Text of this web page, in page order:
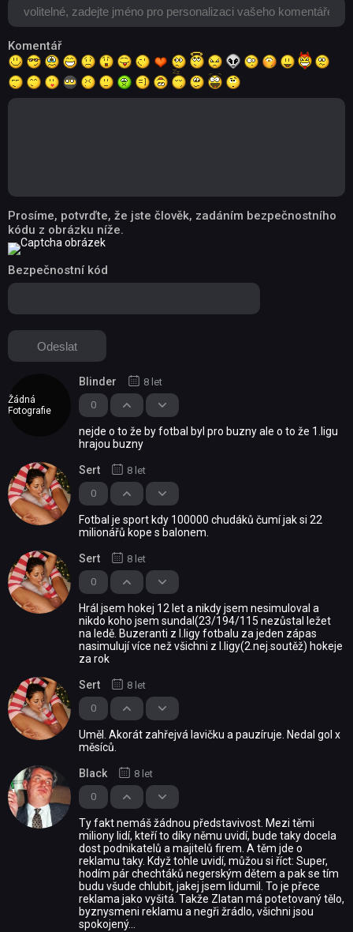
Komentář
Prosíme, potvrďte, že jste člověk, zadáním bezpečnostního
kódu z obrázku níže.
Bezpečnostní kód
Žádná
Fotografie
0
Blinder 8 let
nejde o to že by fotbal byl pro buzny ale o to že 1.ligu
hrajou buzny
0
Sert 8 let
Fotbal je sport kdy 100000 chudáků čumí jak si 22
milionářů kope s balonem.
0
Sert 8 let
Hrál jsem hokej 12 let a nikdy jsem nesimuloval a
nikdo koho jsem sundal(23/194/115 nezůstal ležet
na ledě. Buzeranti z I.ligy fotbalu za jeden zápas
nasimulují více než všichni z I.ligy(2.nej.soutěž) hokeje
za rok
0
Sert 8 let
Uměl. Akorát zahřejvá lavičku a pauzíruje. Nedal gol x
měsíců.
0
Black 8 let
Ty fakt nemáš žádnou představivost. Mezi těmi
miliony lidí, kteří to díky němu uvidí, bude taky docela
dost podnikatelů a majitelů firem. A těm jde o
reklamu taky. Když tohle uvidí, můžou si říct: Super,
hodím pár chechtáků negerským dětem a pak se tím
budu všude chlubit, jakej jsem lidumil. To je přece
reklama jako vyšitá. Takže Zlatan má potetovaný tělo,
byznysmeni reklamu a negři žrádlo, všichni jsou
spokojený...